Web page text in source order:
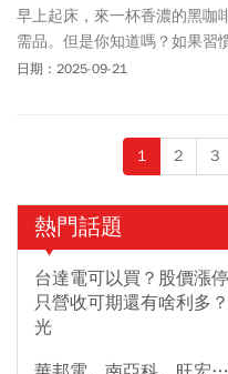
早上起床，來一杯香濃的黑咖
需品。但是你知道嗎？如果習
杯，其實可能默默影響到身體
日期：2025-09-21
1 2 3
熱門話題
台達電可以買？股價漲
只營收可期還有啥利多
光